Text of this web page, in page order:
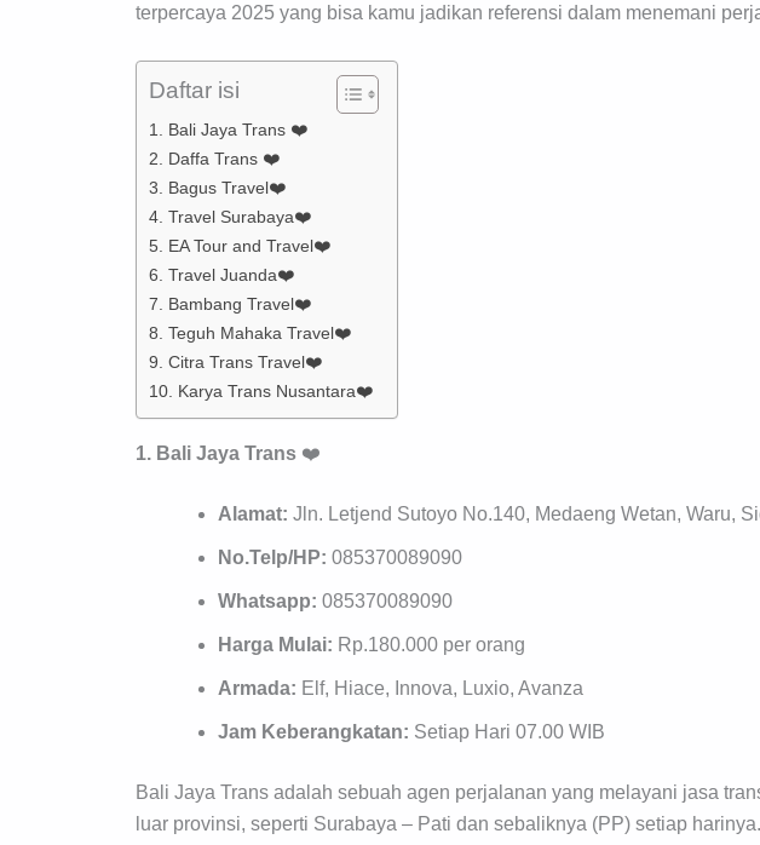
terpercaya 2025 yang bisa kamu jadikan referensi dalam menemani
Daftar isi
1. Bali Jaya Trans ❤️
2. Daffa Trans ❤️
3. Bagus Travel❤️
4. Travel Surabaya❤️
5. EA Tour and Travel❤️
6. Travel Juanda❤️
7. Bambang Travel❤️
8. Teguh Mahaka Travel❤️
9. Citra Trans Travel❤️
10. Karya Trans Nusantara❤️
1. Bali Jaya Trans ❤️
Alamat: Jln. Letjend Sutoyo No.140, Medaeng Wetan, Waru,
No.Telp/HP: 085370089090
Whatsapp: 085370089090
Harga Mulai: Rp.180.000 per orang
Armada: Elf, Hiace, Innova, Luxio, Avanza
Jam Keberangkatan: Setiap Hari 07.00 WIB
Bali Jaya Trans adalah sebuah agen perjalanan yang melayani jasa
luar provinsi, seperti Surabaya – Pati dan sebaliknya (PP) setiap harinya.